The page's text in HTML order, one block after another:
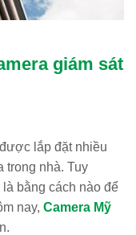
giám sát
lắp đặt nhiều
nhà. Tuy
bằng cách nào để
nay, Camera Mỹ